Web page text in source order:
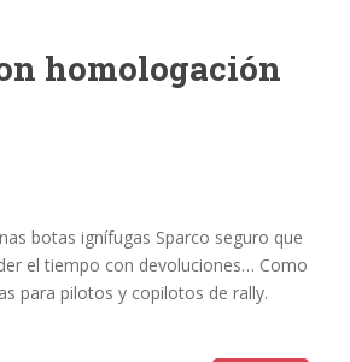
homologación
botas ignífugas Sparco seguro que
el tiempo con devoluciones… Como
para pilotos y copilotos de rally.